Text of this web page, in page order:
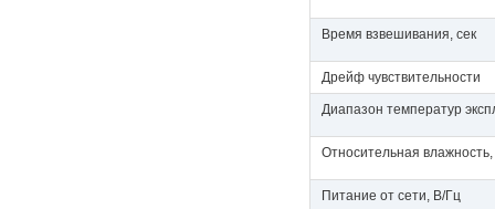
Время взвешивания, сек
Дрейф чувствительности
Диапазон температур
Относительная
Питание от сети, В/Гц